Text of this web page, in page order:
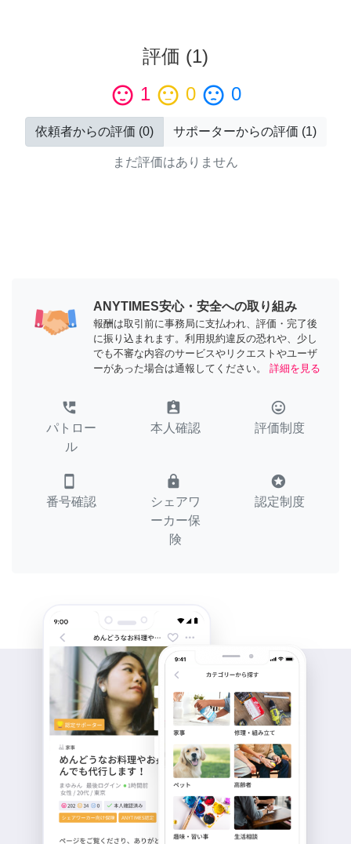
評価 (1)
sentiment_satisfied 1 sentiment_neutral 0 sentiment_dissatisfied 0
依頼者からの評価 (0) サポーターからの評価 (1)
まだ評価はありません
ANYTIMES安心・安全への取り組み
報酬は取引前に事務局に支払われ、評価・完了後
に振り込まれます。利用規約違反の恐れや、少し
でも不審な内容のサービスやリクエストやユーザ
ーがあった場合は通報してください。
詳細を見る
perm_phone_msg
パトロー
ル
assignment_ind
本人確認
tag_faces
評価制度
smartphone
番号確認
lock
シェアワ
ーカー保
険
stars
認定制度